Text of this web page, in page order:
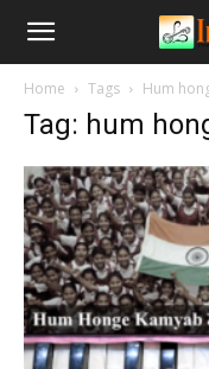
Home Tags Hum
Tag: hum